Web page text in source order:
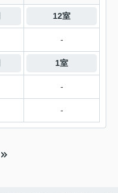
12室
-
1室
-
-